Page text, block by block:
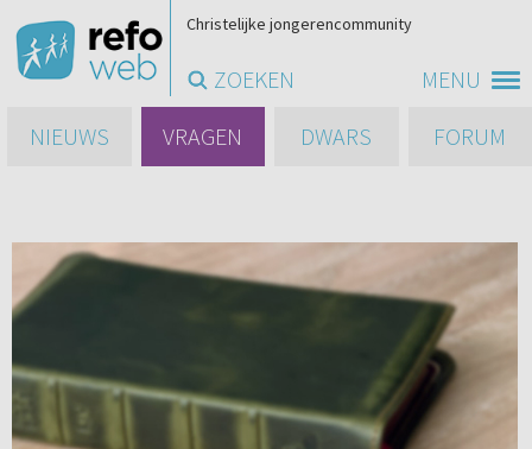
MENU
Christelijke jongerencommunity
ZOEKEN
NIEUWS
VRAGEN DWARS FORUM